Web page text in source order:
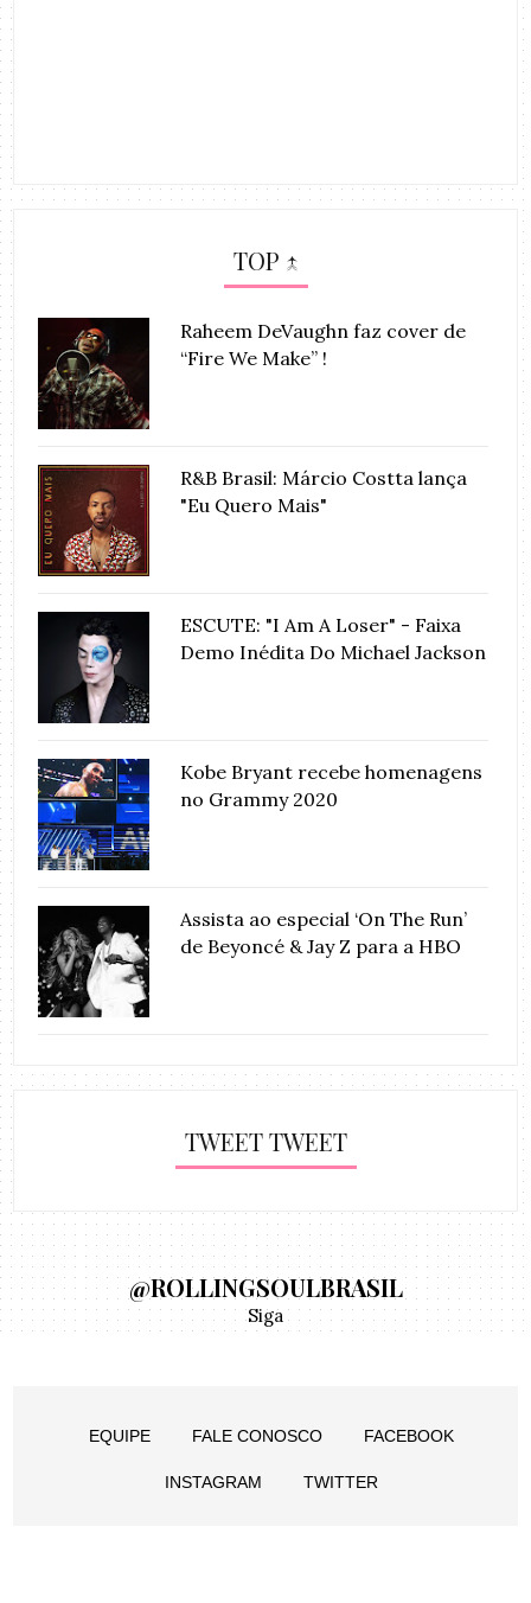
TOP ↑
Raheem DeVaughn faz cover de
“Fire We Make” !
R&B Brasil: Márcio Costta lança
"Eu Quero Mais"
ESCUTE: "I Am A Loser" - Faixa
Demo Inédita Do Michael Jackson
Kobe Bryant recebe homenagens
no Grammy 2020
Assista ao especial ‘On The Run’
de Beyoncé & Jay Z para a HBO
TWEET TWEET
@ROLLINGSOULBRASIL
Siga
EQUIPE FALE CONOSCO FACEBOOK
INSTAGRAM TWITTER